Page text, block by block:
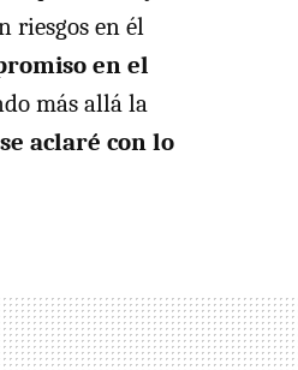
riesgos en él
en el
más allá la
aclaré con lo